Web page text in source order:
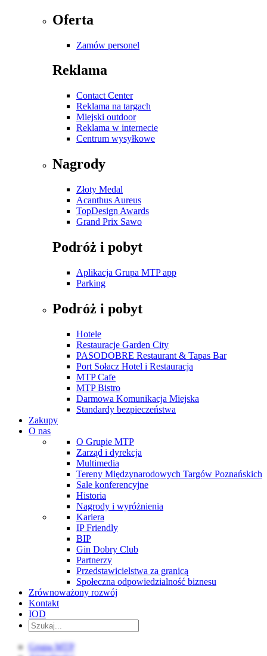
Oferta
Zamów personel
Reklama
Contact Center
Reklama na targach
Miejski outdoor
Reklama w internecie
Centrum wysyłkowe
Nagrody
Złoty Medal
Acanthus Aureus
TopDesign Awards
Grand Prix Sawo
Podróż i pobyt
Aplikacja Grupa MTP app
Parking
Podróż i pobyt
Hotele
Restauracje Garden City
PASODOBRE Restaurant & Tapas Bar
Port Sołacz Hotel i Restauracja
MTP Cafe
MTP Bistro
Darmowa Komunikacja Miejska
Standardy bezpieczeństwa
Zakupy
O nas
O Grupie MTP
Zarząd i dyrekcja
Multimedia
Tereny Międzynarodowych Targów Poznańskich
Sale konferencyjne
Historia
Nagrody i wyróżnienia
Kariera
IP Friendly
BIP
Gin Dobry Club
Partnerzy
Przedstawicielstwa za granicą
Społeczna odpowiedzialność biznesu
Zrównoważony rozwój
Kontakt
IOD
Grupa MTP